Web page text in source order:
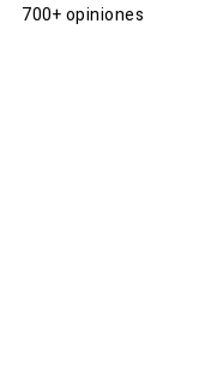
700+ opiniones